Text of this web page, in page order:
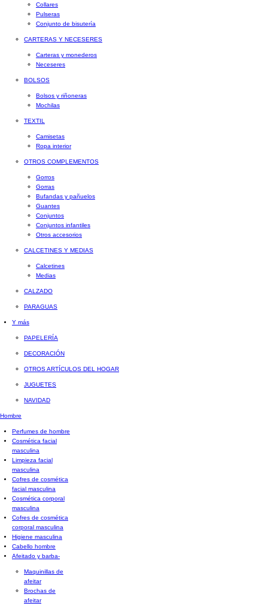
Collares
Pulseras
Conjunto de bisutería
CARTERAS Y NECESERES
Carteras y monederos
Neceseres
BOLSOS
Bolsos y riñoneras
Mochilas
TEXTIL
Camisetas
Ropa interior
OTROS COMPLEMENTOS
Gorros
Gorras
Bufandas y pañuelos
Guantes
Conjuntos
Conjuntos infantiles
Otros accesorios
CALCETINES Y MEDIAS
Calcetines
Medias
CALZADO
PARAGUAS
Y más
PAPELERÍA
DECORACIÓN
OTROS ARTÍCULOS DEL HOGAR
JUGUETES
NAVIDAD
Hombre
Perfumes de hombre
Cosmética facial
masculina
Limpieza facial
masculina
Cofres de cosmética
facial masculina
Cosmética corporal
masculina
Cofres de cosmética
corporal masculina
Higiene masculina
Cabello hombre
Afeitado y barba-
Maquinillas de
afeitar
Brochas de
afeitar